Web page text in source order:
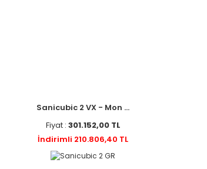
Sanicubic 2 VX - Mon ...
Fiyat : 301.152,00 TL
İndirimli 210.806,40 TL